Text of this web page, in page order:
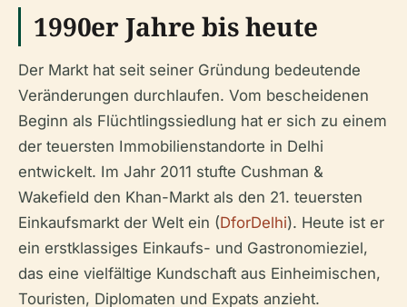
1990er Jahre bis heute
Der Markt hat seit seiner Gründung bedeutende
Veränderungen durchlaufen. Vom bescheidenen
Beginn als Flüchtlingssiedlung hat er sich zu einem
der teuersten Immobilienstandorte in Delhi
entwickelt. Im Jahr 2011 stufte Cushman &
Wakefield den Khan-Markt als den 21. teuersten
Einkaufsmarkt der Welt ein (DforDelhi). Heute ist er
ein erstklassiges Einkaufs- und Gastronomieziel,
das eine vielfältige Kundschaft aus Einheimischen,
Touristen, Diplomaten und Expats anzieht.